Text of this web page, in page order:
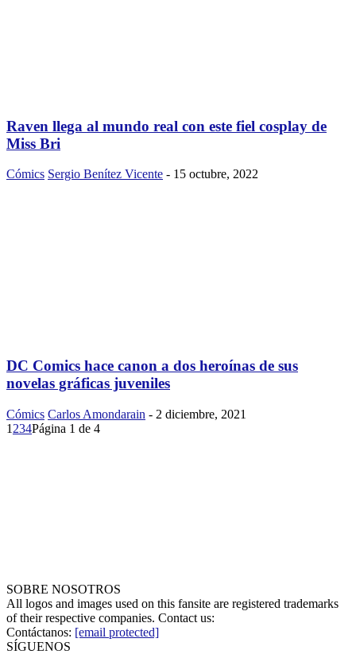
Raven llega al mundo real con este fiel cosplay de
Miss Bri
Cómics Sergio Benítez Vicente - 15 octubre, 2022
DC Comics hace canon a dos heroínas de sus
novelas gráficas juveniles
Cómics Carlos Amondarain - 2 diciembre, 2021
1 234Página 1 de 4
SOBRE NOSOTROS
All logos and images used on this fansite are registered trademarks
of their respective companies. Contact us:
Contáctanos: [email protected]
SÍGUENOS